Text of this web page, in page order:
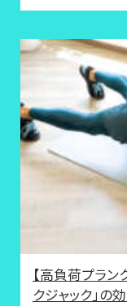
【高負荷プラン
クジャック」の